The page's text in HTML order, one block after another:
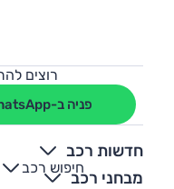
רוצים
פניה ב-WhatsApp
חדשות רכב
מבחני רכבחיפוש רכב
+
-